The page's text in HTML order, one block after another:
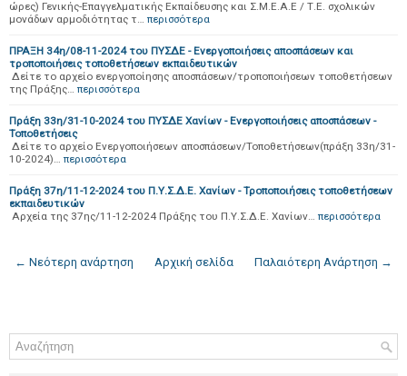
ώρες) Γενικής-Επαγγελματικής Εκπαίδευσης και Σ.Μ.Ε.Α.Ε / Τ.Ε. σχολικών
μονάδων αρμοδιότητας τ… περισσότερα
ΠΡΑΞΗ 34η/08-11-2024 του ΠΥΣΔΕ - Ενεργοποιήσεις αποσπάσεων και
τροποποιήσεις τοποθετήσεων εκπαιδευτικών
Δείτε το αρχείο ενεργοποίησης αποσπάσεων/τροποποιήσεων τοποθετήσεων
της Πράξης… περισσότερα
Πράξη 33η/31-10-2024 του ΠΥΣΔΕ Χανίων - Ενεργοποιήσεις αποσπάσεων -
Τοποθετήσεις
Δείτε το αρχείο Ενεργοποιήσεων αποσπάσεων/Τοποθετήσεων(πράξη 33η/31-
10-2024)… περισσότερα
Πράξη 37η/11-12-2024 του Π.Υ.Σ.Δ.Ε. Χανίων - Τροποποιήσεις τοποθετήσεων
εκπαιδευτικών
Αρχεία της 37ης/11-12-2024 Πράξης του Π.Υ.Σ.Δ.Ε. Χανίων… περισσότερα
← Νεότερη ανάρτηση Παλαιότερη Ανάρτηση →
Αρχική σελίδα